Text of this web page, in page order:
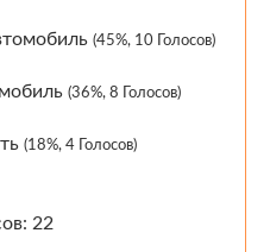
(45%, 10 Голосов)
(36%, 8 Голосов)
(18%, 4 Голосов)
22